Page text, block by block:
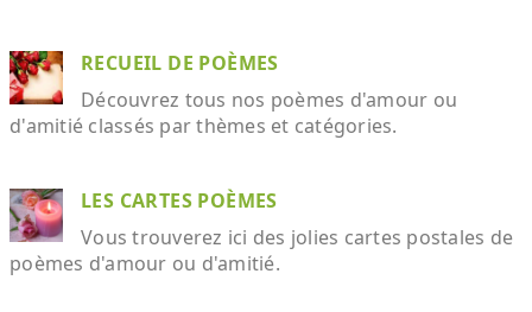
RECUEIL DE POÈMES
Découvrez tous nos poèmes d'amour ou
d'amitié classés par thèmes et catégories.
LES CARTES POÈMES
Vous trouverez ici des jolies cartes postales de
poèmes d'amour ou d'amitié.